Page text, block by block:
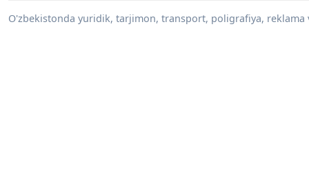
O'zbekistonda yuridik, tarjimon, transport, poligrafiya,